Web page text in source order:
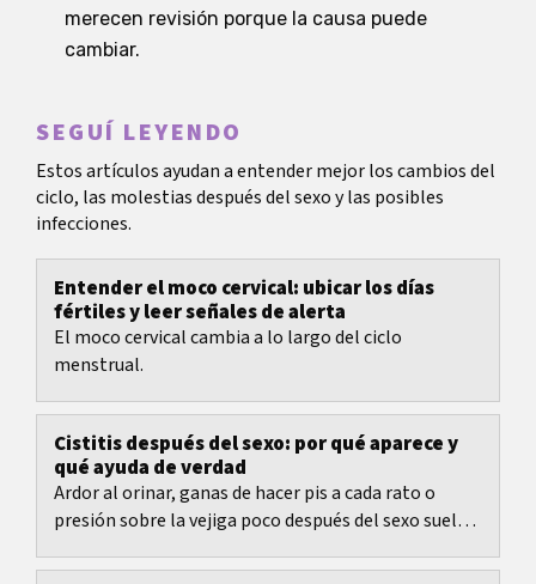
merecen revisión porque la causa puede
cambiar.
SEGUÍ LEYENDO
Estos artículos ayudan a entender mejor los cambios del
ciclo, las molestias después del sexo y las posibles
infecciones.
Entender el moco cervical: ubicar los días
fértiles y leer señales de alerta
El moco cervical cambia a lo largo del ciclo
menstrual.
Cistitis después del sexo: por qué aparece y
qué ayuda de verdad
Ardor al orinar, ganas de hacer pis a cada rato o
presión sobre la vejiga poco después del sexo suelen